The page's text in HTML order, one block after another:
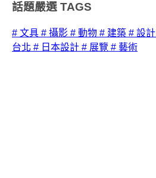
話題嚴選 TAGS
# 文具 # 攝影 # 動物 # 建築 # 設計
台北 # 日本設計 # 展覽 # 藝術